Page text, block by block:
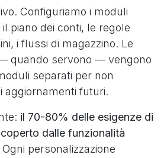
Configuriamo i moduli
piano dei conti, le regole
i flussi di magazzino. Le
quando servono — vengono
separati per non
aggiornamenti futuri.
il 70-80% delle esigenze di
dalle funzionalità
Ogni personalizzazione